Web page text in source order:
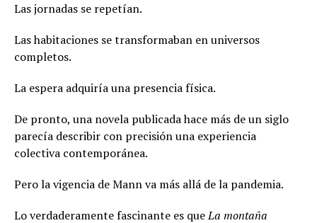
Las jornadas se repetían.
Las habitaciones se transformaban en universos
completos.
La espera adquiría una presencia física.
De pronto, una novela publicada hace más de un siglo
parecía describir con precisión una experiencia
colectiva contemporánea.
Pero la vigencia de Mann va más allá de la pandemia.
Lo verdaderamente fascinante es queLa montaña